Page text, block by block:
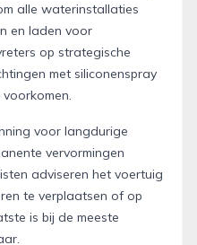
alle waterinstallaties
en laden voor
op strategische
met siliconenspray
voor langdurige
vervormingen
adviseren het voertuig
te verplaatsen of op
is bij de meeste